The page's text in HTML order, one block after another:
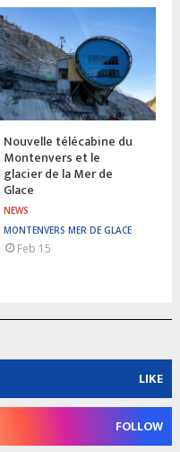
Nouvelle télécabine du
Montenvers et le
glacier de la Mer de
Glace
NEWS
MONTENVERS MER DE GLACE
Feb 15
LIKE
FOLLOW